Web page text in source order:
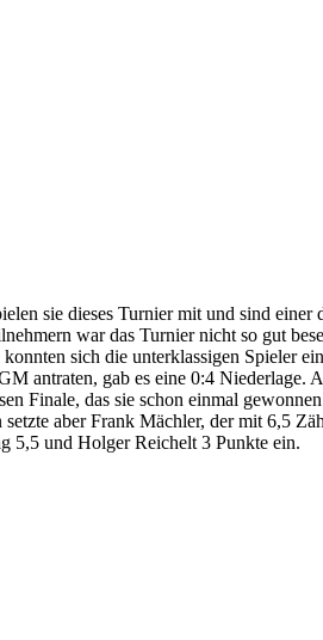
sie dieses Turnier mit und sind einer
war das Turnier nicht so gut
sich die unterklassigen Spieler
antraten, gab es eine 0:4 Niederlage.
Finale, das sie schon einmal
aber Frank Mächler, der mit 6,5
5,5 und Holger Reichelt 3 Punkte ein.